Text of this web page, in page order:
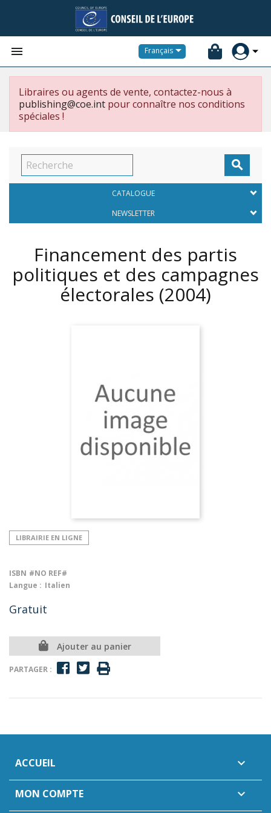
 Français
Libraires ou agents de vente, contactez-nous à
publishing@coe.int pour connaître nos conditions
spéciales !

CATALOGUE
NEWSLETTER
Financement des partis
politiques et des campagnes
électorales (2004)
LIBRAIRIE EN LIGNE
ISBN #NO REF#
Langue : Italien
Gratuit
Ajouter au panier
PARTAGER :
ACCUEIL 
MON COMPTE 